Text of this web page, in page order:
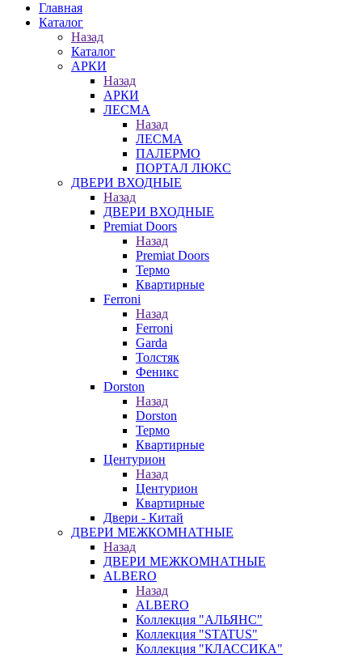
Главная
Каталог
Назад
Каталог
АРКИ
Назад
АРКИ
ЛЕСМА
Назад
ЛЕСМА
ПАЛЕРМО
ПОРТАЛ ЛЮКС
ДВЕРИ ВХОДНЫЕ
Назад
ДВЕРИ ВХОДНЫЕ
Premiat Doors
Назад
Premiat Doors
Термо
Квартирные
Ferroni
Назад
Ferroni
Garda
Толстяк
Феникс
Dorston
Назад
Dorston
Термо
Квартирные
Центурион
Назад
Центурион
Квартирные
Двери - Китай
ДВЕРИ МЕЖКОМНАТНЫЕ
Назад
ДВЕРИ МЕЖКОМНАТНЫЕ
ALBERO
Назад
ALBERO
Коллекция "АЛЬЯНС"
Коллекция "STATUS"
Коллекция "КЛАССИКА"